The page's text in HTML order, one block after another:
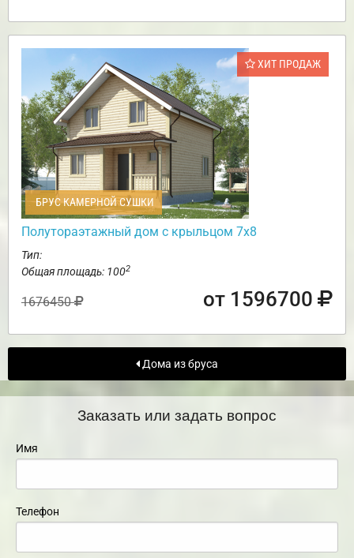
ХИТ ПРОДАЖ
БРУС КАМЕРНОЙ СУШКИ
Полутораэтажный дом с крыльцом 7х8
Тип:
Общая площадь: 1002
1676450 от 1596700
Дома из бруса
Заказать или задать вопрос
Имя
Телефон